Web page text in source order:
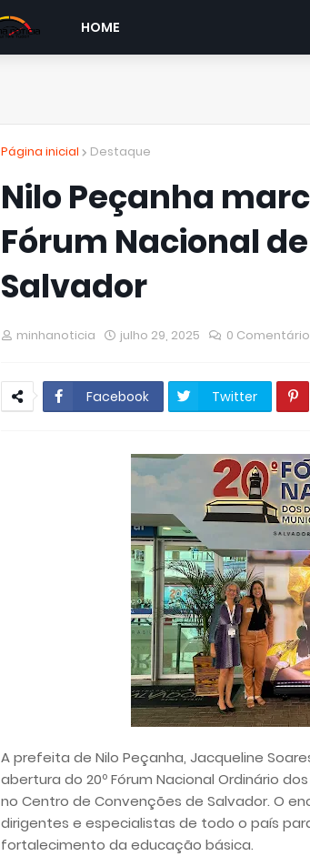
HOME
Página inicial Destaque
Nilo Peçanha
Fórum Nacional
Salvador
minhanoticia julho 29, 2025 0
Facebook Twitter
A prefeita de Nilo Peçanha, Jacqueline
abertura do 20º Fórum Nacional Ordinário
no Centro de Convenções de Salvador. O
dirigentes e especialistas de todo o país
fortalecimento da educação básica.